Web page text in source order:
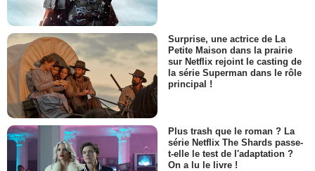
Surprise, une actrice de La
Petite Maison dans la prairie
sur Netflix rejoint le casting de
la série Superman dans le rôle
principal !
Plus trash que le roman ? La
série Netflix The Shards passe-
t-elle le test de l'adaptation ?
On a lu le livre !